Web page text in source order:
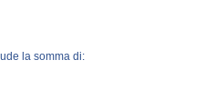
la somma di: